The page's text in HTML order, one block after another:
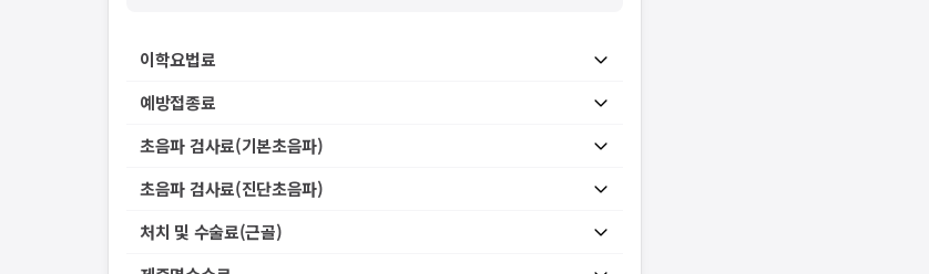
이학요법료
예방접종료
초음파 검사료(기본초음파)
초음파 검사료(진단초음파)
처치 및 수술료(근골)